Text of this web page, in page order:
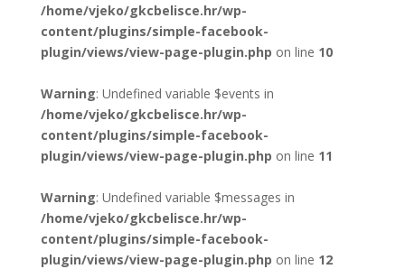
/home/vjeko/gkcbelisce.hr/wp-
content/plugins/simple-facebook-
plugin/views/view-page-plugin.php on line 10
Warning: Undefined variable $events in
/home/vjeko/gkcbelisce.hr/wp-
content/plugins/simple-facebook-
plugin/views/view-page-plugin.php on line 11
Warning: Undefined variable $messages in
/home/vjeko/gkcbelisce.hr/wp-
content/plugins/simple-facebook-
plugin/views/view-page-plugin.php on line 12